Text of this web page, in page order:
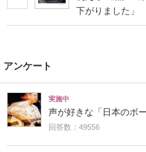
下がりました」
アンケート
実施中
声が好きな「日本のボ
回答数：49556